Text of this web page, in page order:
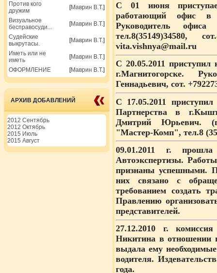
Против кого
дружим
[Маврин В.Т.]
Визуальное
бесправосуди...
[Маврин В.Т.]
Судейские
выкрутасы.
[Маврин В.Т.]
Иметь или не
иметь
[Маврин В.Т.]
ОФОРМЛЕНИЕ
[Маврин В.Т.]
АРХИВ ДОБАВЛЕНИЙ
2012 Сентябрь
2012 Октябрь
2015 Июль
2015 Август
С 01 июня
работающий офис в
Руководитель
тел.8(35149)34580,
vita.vishnya@mail.ru
С 20.05.2011 приступил
г.Магнитогорске.
Геннадьевич, сот.
С 17.05.2011
Партнерства в
Дмитрий Юрьевич.
"Мастер-Комп", тел.8
09.01.2011 г. прошла
Автоэкспертизы.
признаны успешными.
них связано с
требованием создать
Правлению
представителей.
27.12.2010 г. комиссия
Никитина в отношении
выдала ему
водителя.
года.